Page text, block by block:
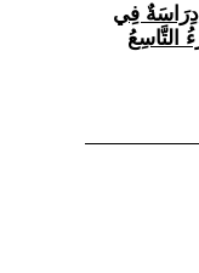
دِرَاسَةٌ فِي
التَّاسِعُ